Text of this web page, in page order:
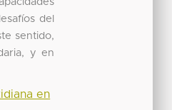
del
sentido,
y en
en